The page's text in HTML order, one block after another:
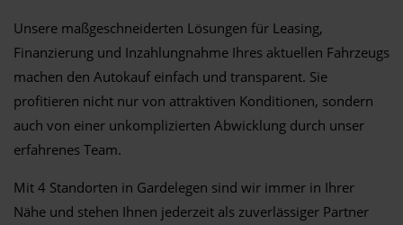
Unsere maßgeschneiderten Lösungen für Leasing,
Finanzierung und Inzahlungnahme Ihres aktuellen Fahrzeugs
machen den Autokauf einfach und transparent. Sie
profitieren nicht nur von attraktiven Konditionen, sondern
auch von einer unkomplizierten Abwicklung durch unser
erfahrenes Team.
Mit 4 Standorten in Gardelegen sind wir immer in Ihrer
Nähe und stehen Ihnen jederzeit als zuverlässiger Partner